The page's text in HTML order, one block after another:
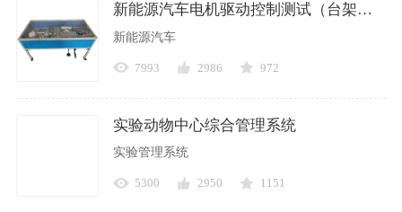
新能源汽车电机驱动控制测试（台架）实验系统
新能源汽车
7993 2986 972
实验动物中心综合管理系统
实验管理系统
5300 2950 1151